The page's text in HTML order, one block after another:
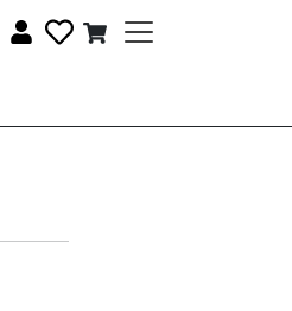
│ Über uns Social Media